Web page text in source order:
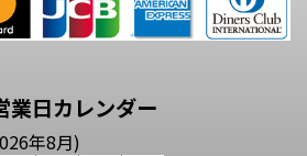
業日カレンダー
年8月)